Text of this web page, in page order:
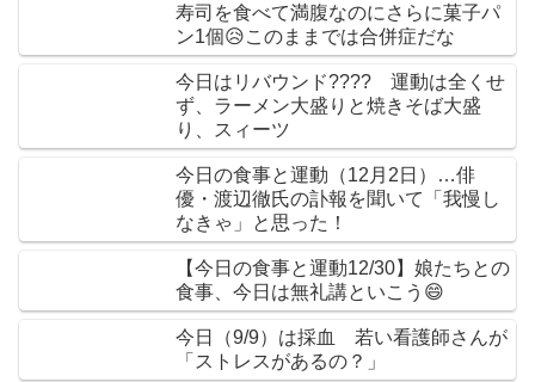
寿司を食べて満腹なのにさらに菓子パ
ン1個😥このままでは合併症だな
今日はリバウンド???? 運動は全くせ
ず、ラーメン大盛りと焼きそば大盛
り、スィーツ
今日の食事と運動（12月2日）…俳
優・渡辺徹氏の訃報を聞いて「我慢し
なきゃ」と思った！
【今日の食事と運動12/30】娘たちとの
食事、今日は無礼講といこう😄
今日（9/9）は採血 若い看護師さんが
「ストレスがあるの？」